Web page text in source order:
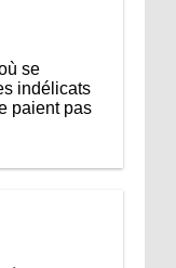
se
indélicats
paient pas